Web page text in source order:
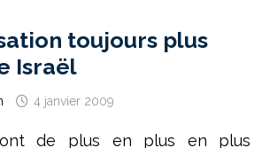
toujours plus
Israël
4 janvier 2009
de plus en plus en plus